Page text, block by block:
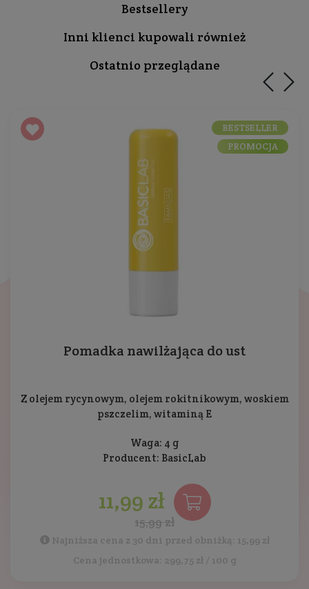
Bestsellery
Inni klienci kupowali również
Ostatnio przeglądane
Pomadka nawilżająca do ust
Z olejem rycynowym, olejem rokitnikowym, woskiem
pszczelim, witaminą E
Waga: 4 g
Producent: BasicLab
11,99 zł
15,99 zł
Najniższa cena z 30 dni przed obniżką: 15,99 zł
Cena jednostkowa: 299,75 zł / 100 g
BESTSELLER
PROMOCJA